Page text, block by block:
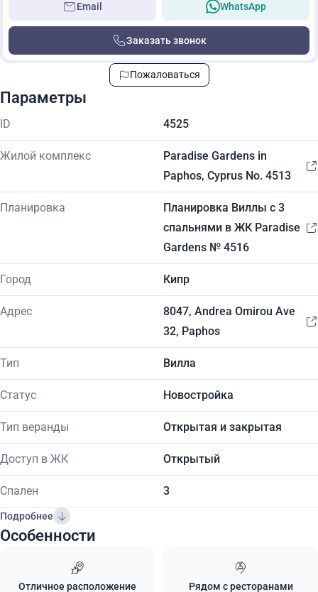
Email WhatsApp
Заказать звонок
Пожаловаться
Параметры
ID 4525
Жилой комплекс
Paradise Gardens in
Paphos, Cyprus No. 4513
Планировка
Планировка Виллы с 3
спальнями в ЖК Paradise
Gardens № 4516
Город Кипр
Адрес
8047, Andrea Omirou Ave
32, Paphos
Тип Вилла
Статус Новостройка
Тип веранды Открытая и закрытая
Доступ в ЖК Открытый
Спален 3
Подробнее
Особенности
Отличное расположение Рядом с ресторанами